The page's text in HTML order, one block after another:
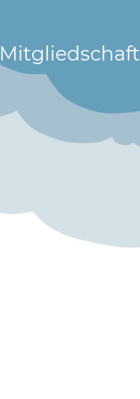
Mitgliedschaft